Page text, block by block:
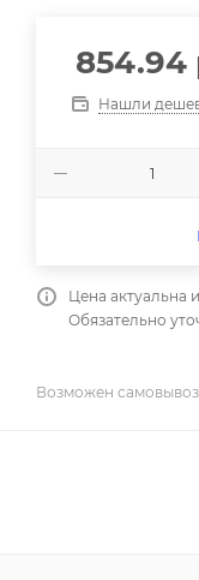
854.94
Нашли
Цена актуальна
Обязательно
Возможен